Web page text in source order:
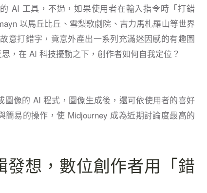
AI 工具，不過，如果使用者在輸入指令時「打錯
以馬丘比丘、雪梨歌劇院、吉力馬札羅山等世界
意打錯字，竟意外產出一系列充滿迷因感的有趣圖
，在 AI 科技擾動之下，創作者如何自我定位？
像的 AI 程式，圖像生成後，還可依使用者的喜好
易的操作，使 Midjourney 成為近期討論度最高的
發想，數位創作者用「錯